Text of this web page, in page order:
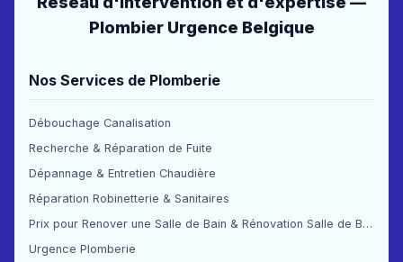
Plombier Urgence Belgique
Nos Services de Plomberie
Débouchage Canalisation
Recherche & Réparation de Fuite
Dépannage & Entretien Chaudière
Réparation Robinetterie & Sanitaires
Prix pour Renover une Salle de Bain & Rénovation Salle de Bain Prix
Urgence Plomberie